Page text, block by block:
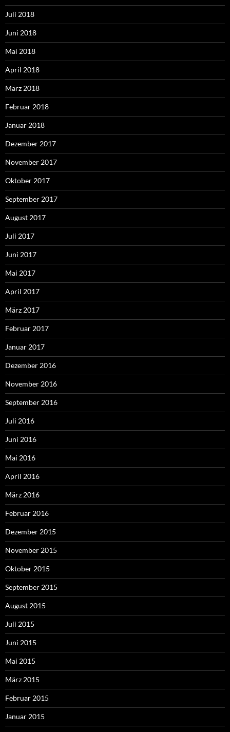
Juli 2018
Juni 2018
Mai 2018
April 2018
März 2018
Februar 2018
Januar 2018
Dezember 2017
November 2017
Oktober 2017
September 2017
August 2017
Juli 2017
Juni 2017
Mai 2017
April 2017
März 2017
Februar 2017
Januar 2017
Dezember 2016
November 2016
September 2016
Juli 2016
Juni 2016
Mai 2016
April 2016
März 2016
Februar 2016
Dezember 2015
November 2015
Oktober 2015
September 2015
August 2015
Juli 2015
Juni 2015
Mai 2015
März 2015
Februar 2015
Januar 2015